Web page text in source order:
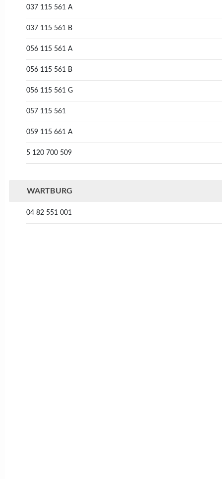
037 115 561 A
037 115 561 B
056 115 561 A
056 115 561 B
056 115 561 G
057 115 561
059 115 661 A
5 120 700 509
WARTBURG
04 82 551 001